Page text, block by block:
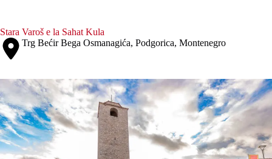
Stara Varoš e la Sahat Kula
Trg Bećir Bega Osmanagića, Podgorica, Montenegro